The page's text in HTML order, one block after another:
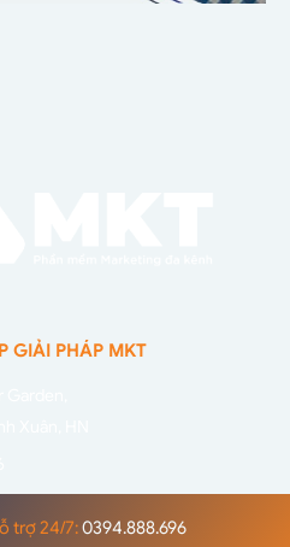
GIẢI PHÁP MKT
Xuân, HN
TƯ VẤN